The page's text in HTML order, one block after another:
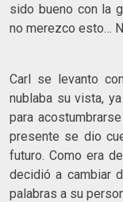
sido bueno con la
no merezco esto…
Carl se levanto
nublaba su vista,
para
presente se dio
futuro. Como era
decidió a cambiar
palabras a su